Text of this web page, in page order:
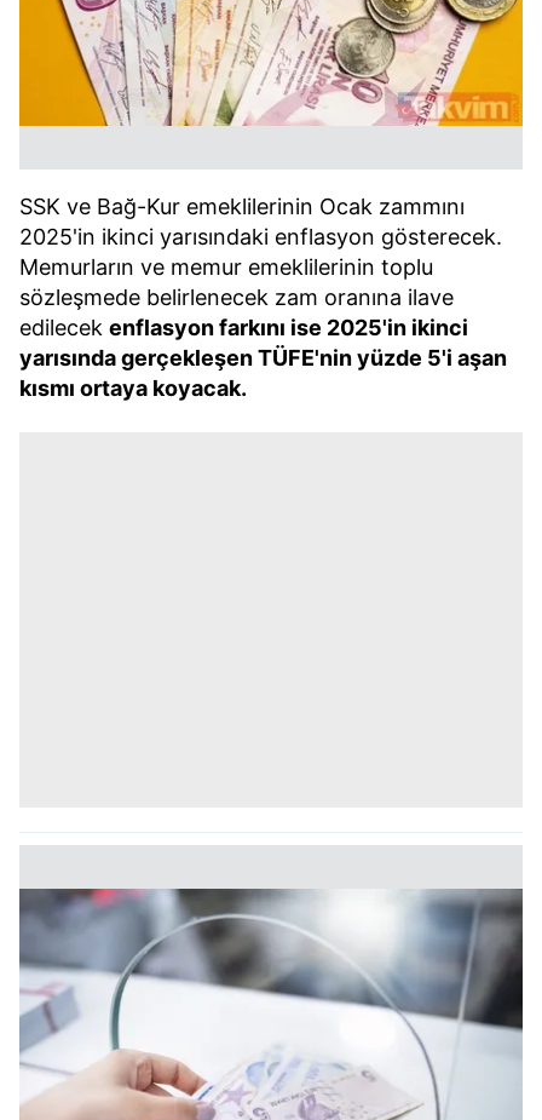
SSK ve Bağ-Kur emeklilerinin Ocak zammını
2025'in ikinci yarısındaki enflasyon gösterecek.
Memurların ve memur emeklilerinin toplu
sözleşmede belirlenecek zam oranına ilave
edilecek enflasyon farkını ise 2025'in ikinci
yarısında gerçekleşen TÜFE'nin yüzde 5'i aşan
kısmı ortaya koyacak.